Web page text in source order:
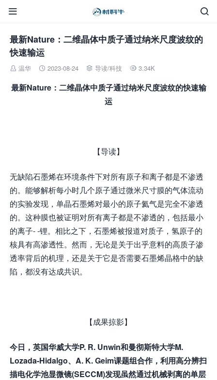


最新Nature：二维晶体中质子通过纳米尺度波纹的
快速输运
 温华  2023-08-24  导读/科技  3.34K
最新Nature：二维晶体中质子通过纳米尺度波纹的快速输
运
【导读】
无缺陷石墨烯在环境条件下对所有原子和离子都是不渗透
的。能够解析每小时几个原子通过微米尺寸膜的气体流动
的实验发现，单晶石墨烯对最小的原子氦气是完全不渗透
的。这种膜也被证明对所有离子都是不渗透的，包括最小
的离子- -锂。相比之下，石墨烯被报道对质子，氢原子的
核具有高渗透性。然而，无论是关于出乎意料的高质子渗
透率背后的机理，还是关于它是否需要石墨烯晶格中的缺
陷，都没有达成共识。
【成果掠影】
今日，英国华威大学P. R. Unwin和曼彻斯特大学M.
Lozada-Hidalgo、A. K. Geim课题组合作，利用高分辨扫
描电化学池显微镜(SECCM)发现虽然通过机械剥离的单层